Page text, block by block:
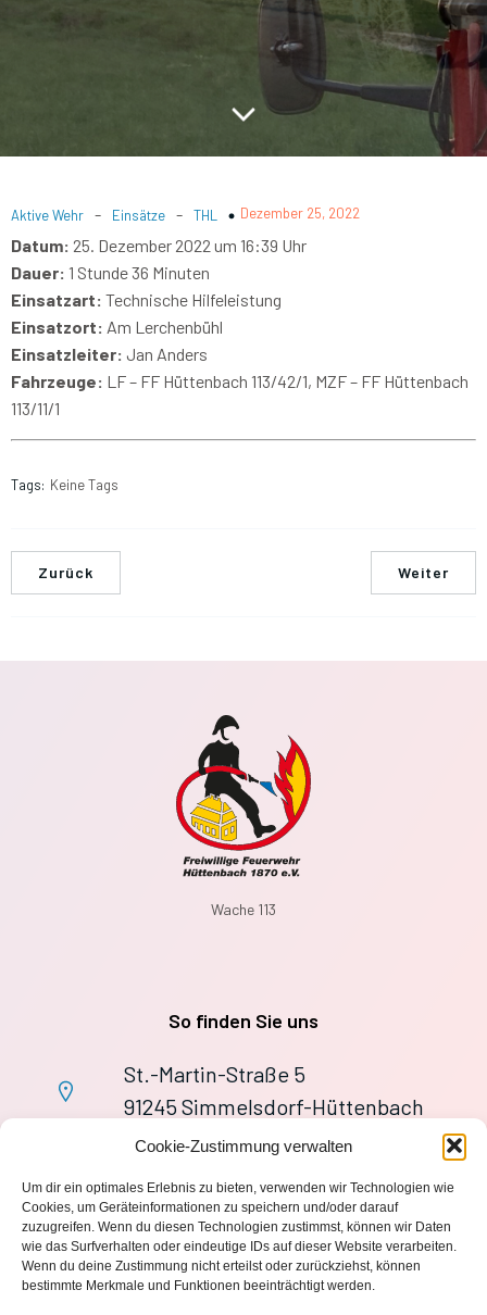
Cookie-Zustimmung verwalten
Um dir ein optimales Erlebnis zu bieten, verwenden wir Technologien wie
Cookies, um Geräteinformationen zu speichern und/oder darauf
zuzugreifen. Wenn du diesen Technologien zustimmst, können wir Daten
wie das Surfverhalten oder eindeutige IDs auf dieser Website verarbeiten.
Wenn du deine Zustimmung nicht erteilst oder zurückziehst, können
bestimmte Merkmale und Funktionen beeinträchtigt werden.
Aktive Wehr - Einsätze - THL Dezember 25, 2022
Datum: 25. Dezember 2022 um 16:39 Uhr
Dauer: 1 Stunde 36 Minuten
Einsatzart: Technische Hilfeleistung
Einsatzort: Am Lerchenbühl
Einsatzleiter: Jan Anders
Fahrzeuge: LF – FF Hüttenbach 113/42/1, MZF – FF Hüttenbach
113/11/1
Tags: Keine Tags
Zurück Weiter
Wache 113
So finden Sie uns
St.-Martin-Straße 5
91245 Simmelsdorf-Hüttenbach
+49 9155 9279727
wache113@ff-huettenbach.de